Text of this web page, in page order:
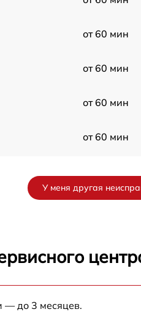
от 60 мин
от 60 мин
от 60 мин
от 60 мин
от 60 мин
У меня другая
— до 3 месяцев.